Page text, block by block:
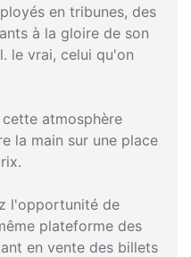
en tribunes, des
à la gloire de son
le vrai, celui qu'on
atmosphère
la main sur une place
l'opportunité de
plateforme des
en vente des billets